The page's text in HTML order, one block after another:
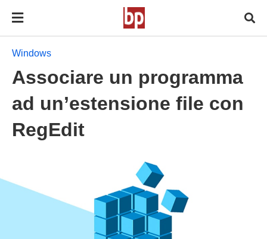
Windows
Associare un programma
ad un’estensione file con
RegEdit